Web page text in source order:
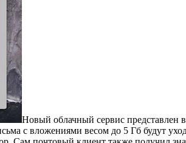
Новый облачный сервис представлен
с вложениями весом до 5 Гб будут